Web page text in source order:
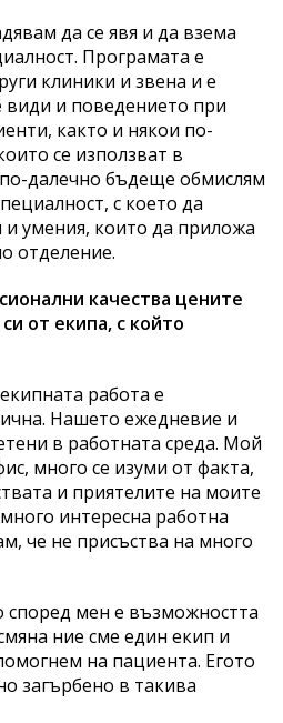
да се явя и да взема
Програмата е
клиники и звена и е
види и поведението при
както и някои по-
се използват в
далечно бъдеще обмислям
с което да
умения, които да приложа
отделение.
качества цените
от екипа, с който
работа е
Нашето ежедневие и
в работната среда. Мой
много се изуми от факта,
и приятелите на моите
интересна работна
че не присъства на много
според мен е възможността
ние сме един екип и
на пациента. Егото
загърбено в такива